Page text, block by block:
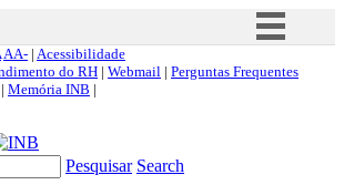
Simplifique!
Acesso à informação
AA- | Acessibilidade
do RH | Webmail | Perguntas Frequentes
| Memória INB |
Pesquisar Search